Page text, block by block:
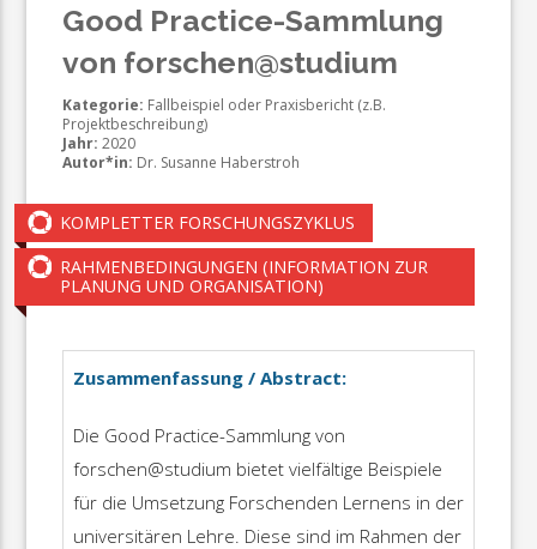
Good Practice-Sammlung
von forschen@studium
Kategorie: Fallbeispiel oder Praxisbericht (z.B.
Projektbeschreibung)
Jahr: 2020
Autor*in: Dr. Susanne Haberstroh
KOMPLETTER FORSCHUNGSZYKLUS
RAHMENBEDINGUNGEN (INFORMATION ZUR
PLANUNG UND ORGANISATION)
Zusammenfassung / Abstract:
Die Good Practice-Sammlung von
forschen@studium bietet vielfältige Beispiele
für die Umsetzung Forschenden Lernens in der
universitären Lehre. Diese sind im Rahmen der